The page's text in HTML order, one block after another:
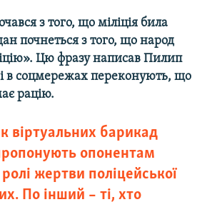
з того, що міліція била
почнеться з того, що народ
Цю фразу написав Пилип
в соцмережах переконують, що
рацію.
віртуальних барикад
опонентам
жертви поліцейської
По інший – ті, хто